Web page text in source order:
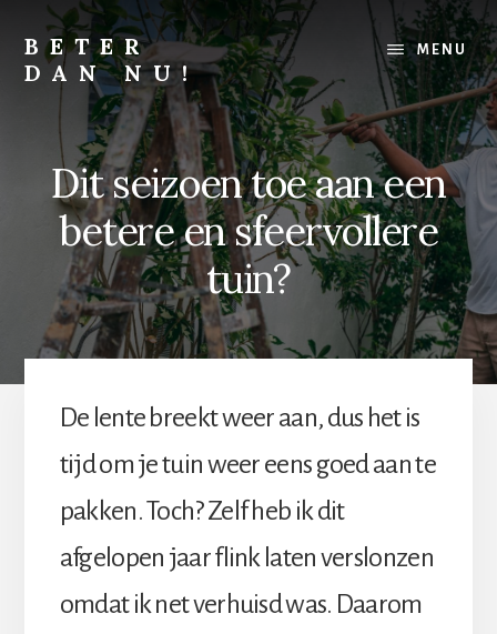
content
footer
BETER
DAN NU!
Lichamelijk,
financieel,
beter
MENU
Dit seizoen toe aan een
betere en sfeervollere
tuin?
De lente breekt weer aan, dus het is
tijd om je tuin weer eens goed aan te
pakken. Toch? Zelf heb ik dit
afgelopen jaar flink laten verslonzen
omdat ik net verhuisd was. Daarom